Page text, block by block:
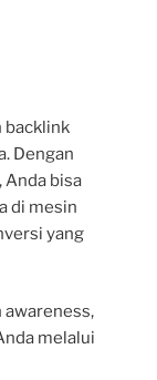
backlink
Dengan
bisa
di mesin
yang
awareness,
melalui